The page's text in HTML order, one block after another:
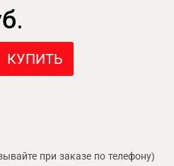
КУПИТЬ
при заказе по телефону)